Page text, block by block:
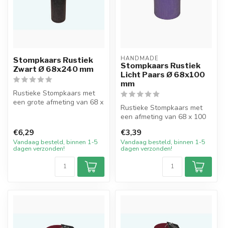
Stompkaars Rustiek
Zwart Ø 68x240 mm
Rustieke Stompkaars met
een grote afmeting van 68 x
€6,29
Vandaag besteld, binnen 1-5
dagen verzonden!
HANDMADE
Stompkaars Rustiek
Licht Paars Ø 68x100
mm
Rustieke Stompkaars met
een afmeting van 68 x 100
De...
€3,39
Vandaag besteld, binnen 1-5
dagen verzonden!